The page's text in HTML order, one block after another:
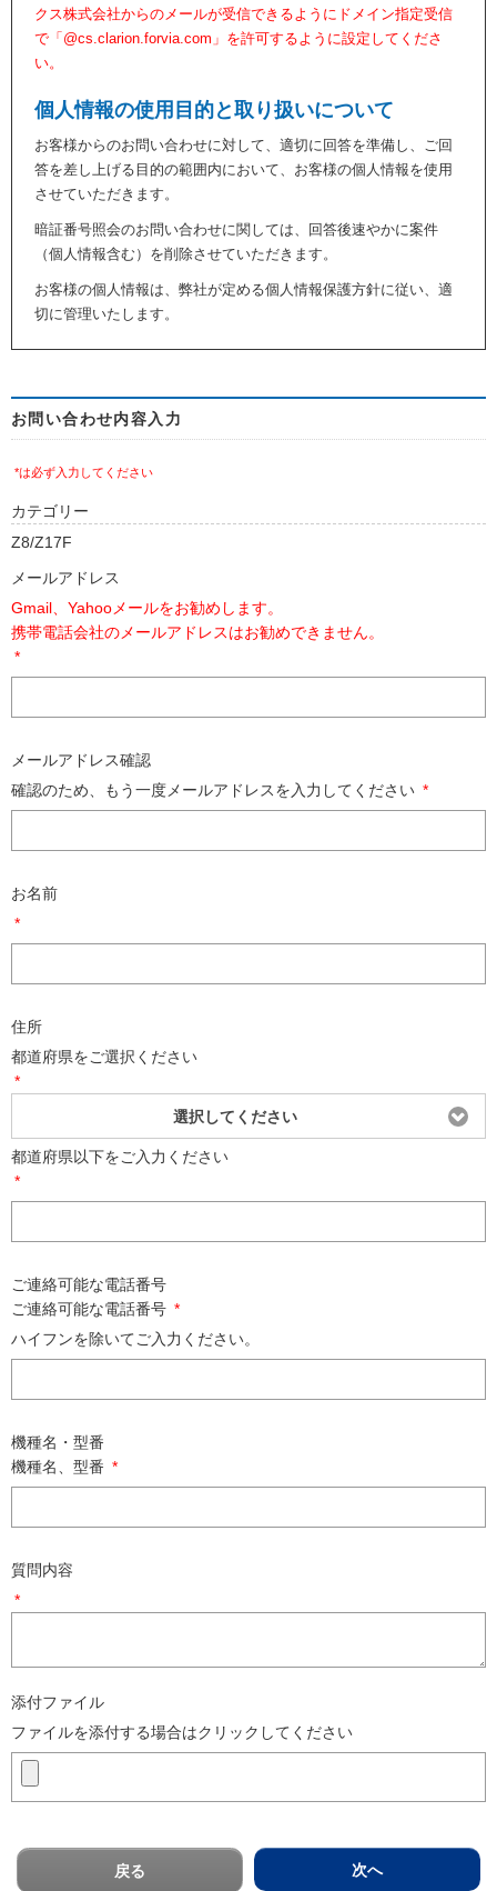
クス株式会社からのメールが受信できるようにドメイン指定受信
で「@cs.clarion.forvia.com」を許可するように設定してくださ
い。
個人情報の使用目的と取り扱いについて
お客様からのお問い合わせに対して、適切に回答を準備し、ご回
答を差し上げる目的の範囲内において、お客様の個人情報を使用
させていただきます。
暗証番号照会のお問い合わせに関しては、回答後速やかに案件
（個人情報含む）を削除させていただきます。
お客様の個人情報は、弊社が定める個人情報保護方針に従い、適
切に管理いたします。
お問い合わせ内容入力
*は必ず入力してください
カテゴリー
Z8/Z17F
メールアドレス
Gmail、Yahooメールをお勧めします。
携帯電話会社のメールアドレスはお勧めできません。
*
メールアドレス確認
確認のため、もう一度メールアドレスを入力してください *
お名前
*
住所
都道府県をご選択ください
*
選択してください
都道府県以下をご入力ください
*
ご連絡可能な電話番号
ご連絡可能な電話番号 *
ハイフンを除いてご入力ください。
機種名・型番
機種名、型番 *
質問内容
*
添付ファイル
ファイルを添付する場合はクリックしてください
戻る 次へ